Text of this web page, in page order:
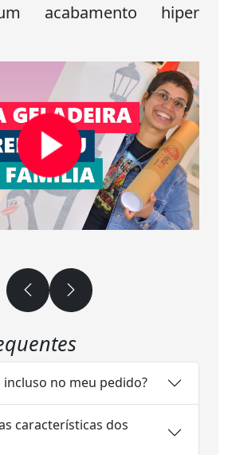
acabamento hiper
incluso no meu pedido?
características dos